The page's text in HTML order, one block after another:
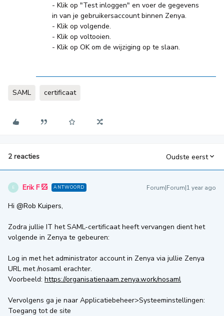
- Klik op "Test inloggen" en voer de gegevens
in van je gebruikersaccount binnen Zenya.
- Klik op volgende.
- Klik op voltooien.
- Klik op OK om de wijziging op te slaan.
SAML certificaat
2 reacties Oudste eerst
E Erik F ANTWOORD Forum|Forum|1 year ago
Hi ​ @Rob Kuipers,
Zodra jullie IT het SAML-certificaat heeft vervangen dient het
volgende in Zenya te gebeuren:
Log in met het administrator account in Zenya via jullie Zenya
URL met /nosaml erachter.
Voorbeeld: https://organisatienaam.zenya.work/nosaml
Vervolgens ga je naar Applicatiebeheer>Systeeminstellingen:
Toegang tot de site